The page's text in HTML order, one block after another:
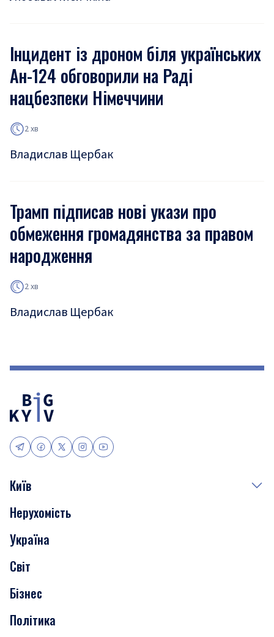
Інцидент із дроном біля українських
Ан-124 обговорили на Раді
нацбезпеки Німеччини
2 хв
Владислав Щербак
Трамп підписав нові укази про
обмеження громадянства за правом
народження
2 хв
Владислав Щербак
Київ
Події
Скандали
Нерухомість
Транспорт
Нерухомість
Україна
Світ
Бізнес
Політика